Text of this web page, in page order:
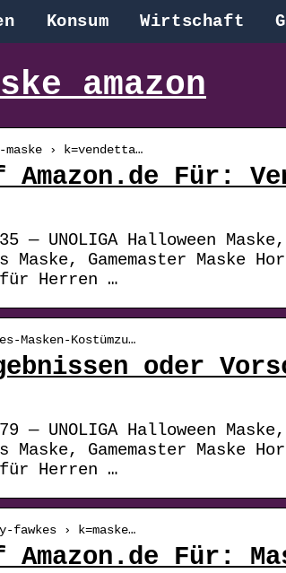
Konsum Wirtschaft
amazon
› k=vendetta…
Amazon.de Für:
— UNOLIGA Halloween
Maske, Gamemaster Maske
für Herren …
Masken-Kostümzu…
oder
— UNOLIGA Halloween
Maske, Gamemaster Maske
für Herren …
fawkes › k=maske…
Für: